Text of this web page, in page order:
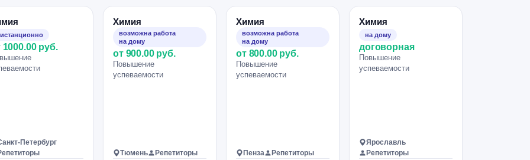
1000.00 руб.
Петербург
Химия
возможна работа
на дому
от 900.00 руб.
Повышение
успеваемости
Тюмень
Репетиторы
Химия
возможна работа
на дому
от 800.00 руб.
Повышение
успеваемости
Пенза
Репетиторы
Химия
на дому
договорная
Повышение
успеваемости
Ярославль
Репетиторы